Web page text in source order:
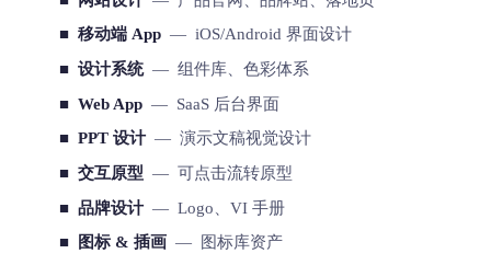
■ 移动端 App— iOS/Android 界面设计
■ 设计系统— 组件库、色彩体系
■ Web App— SaaS 后台界面
■ PPT 设计— 演示文稿视觉设计
■ 交互原型 — 可点击流转原型
■ 品牌设计— Logo、VI 手册
■ 图标 & 插画— 图标库资产